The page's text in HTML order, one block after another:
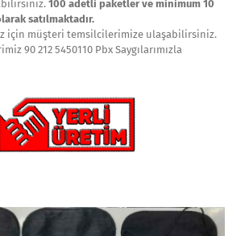
100 adetli paketler ve minimum 10
satılmaktadır.
için müşteri temsilcilerimize ulaşabilirsiniz.
90 212 5450110 Pbx Saygılarımızla